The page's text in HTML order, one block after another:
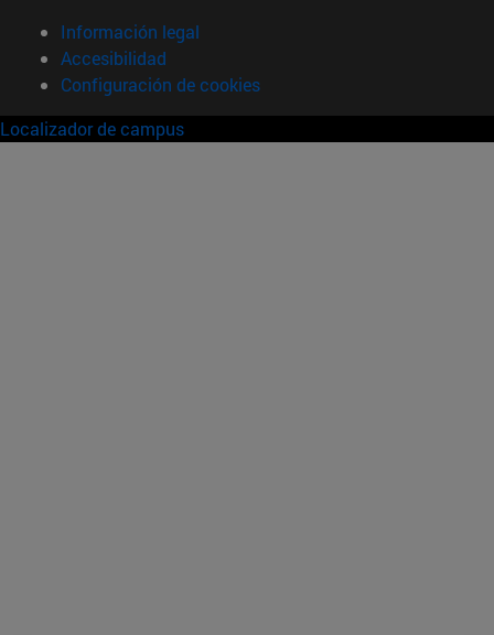
Información legal
Accesibilidad
Configuración de cookies
Localizador de campus